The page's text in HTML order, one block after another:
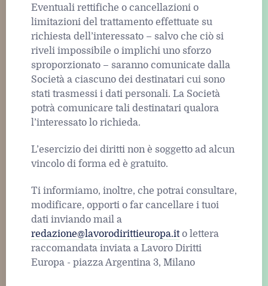
Eventuali rettifiche o cancellazioni o
limitazioni del trattamento effettuate su
richiesta dell’interessato – salvo che ciò si
riveli impossibile o implichi uno sforzo
sproporzionato – saranno comunicate dalla
Società a ciascuno dei destinatari cui sono
stati trasmessi i dati personali. La Società
potrà comunicare tali destinatari qualora
l’interessato lo richieda.
L’esercizio dei diritti non è soggetto ad alcun
vincolo di forma ed è gratuito.
Ti informiamo, inoltre, che potrai consultare,
modificare, opporti o far cancellare i tuoi
dati inviando mail a
redazione@lavorodirittieuropa.ito lettera
raccomandata inviata a Lavoro Diritti
Europa - piazza Argentina 3, Milano